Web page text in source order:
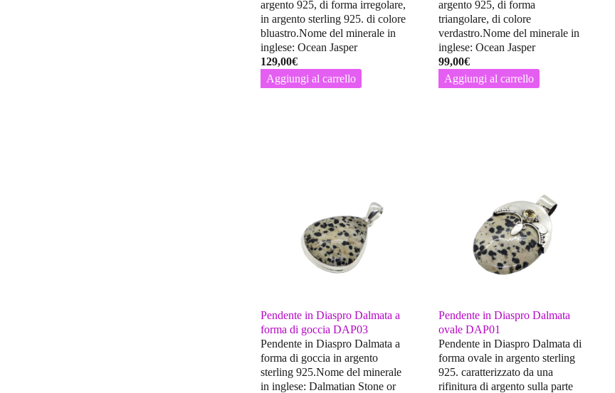
argento 925, di forma irregolare,
in argento sterling 925. di colore
bluastro.Nome del minerale in
inglese: Ocean Jasper
129,00€
Aggiungi al carrello
argento 925, di forma
triangolare, di colore
verdastro.Nome del minerale in
inglese: Ocean Jasper
99,00€
Aggiungi al carrello
Pendente in Diaspro Dalmata a
forma di goccia DAP03
Pendente in Diaspro Dalmata a
forma di goccia in argento
sterling 925.Nome del minerale
in inglese: Dalmatian Stone or
Pendente in Diaspro Dalmata
ovale DAP01
Pendente in Diaspro Dalmata di
forma ovale in argento sterling
925. caratterizzato da una
rifinitura di argento sulla parte